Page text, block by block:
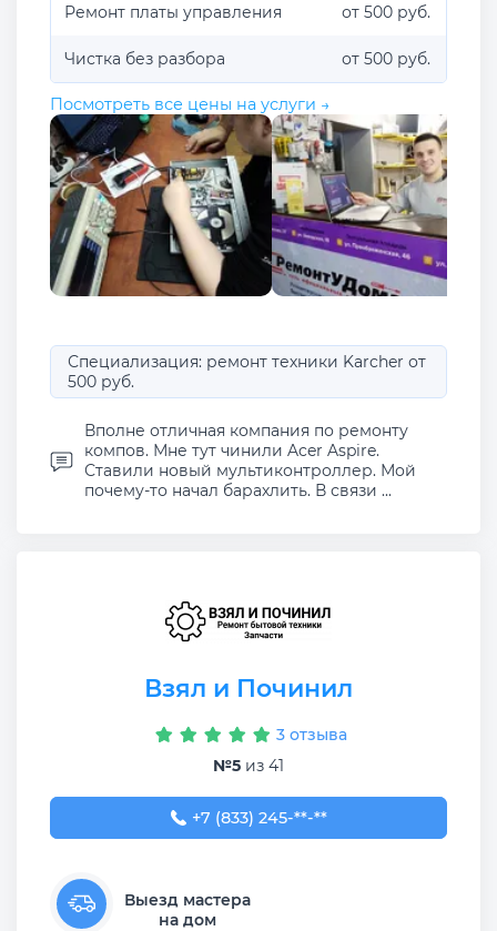
Ремонт платы управления от 500 руб.
Чистка без разбора от 500 руб.
Посмотреть все цены на услуги →
Специализация: ремонт техники Karcher от
500 руб.
Вполне отличная компания по ремонту
компов. Мне тут чинили Acer Aspire.
Ставили новый мультиконтроллер. Мой
почему-то начал барахлить. В связи ...
Взял и Починил
3 отзыва
№5 из 41
+7 (833) 245-29-04
+7 (833) 245-**-**
Выезд мастера
на дом